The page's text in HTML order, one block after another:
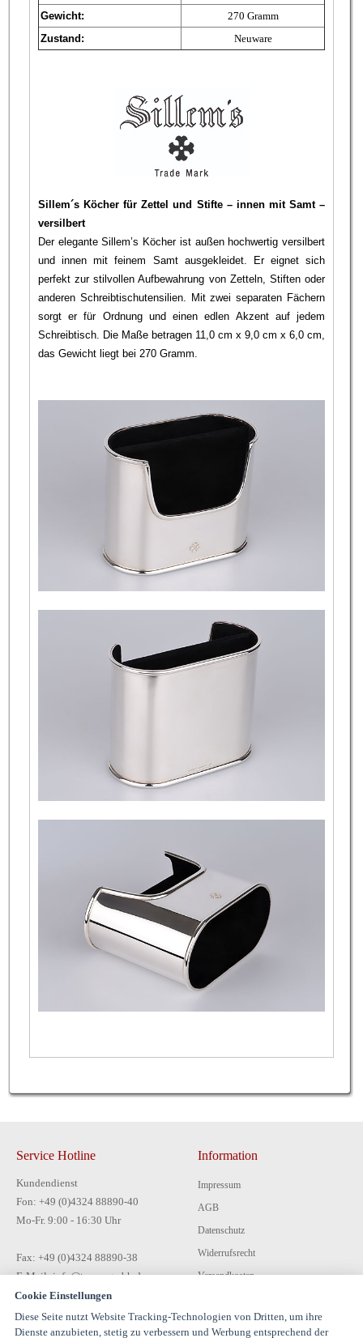
Gewicht:
270 Gramm
Zustand:
Neuware
Sillem´s Köcher für Zettel und Stifte – innen mit Samt –
versilbert
Der elegante Sillem’s Köcher ist außen hochwertig versilbert
und innen mit feinem Samt ausgekleidet. Er eignet sich
perfekt zur stilvollen Aufbewahrung von Zetteln, Stiften oder
anderen Schreibtischutensilien. Mit zwei separaten Fächern
sorgt er für Ordnung und einen edlen Akzent auf jedem
Schreibtisch. Die Maße betragen 11,0 cm x 9,0 cm x 6,0 cm,
das Gewicht liegt bei 270 Gramm.
Service Hotline
Kundendienst
Fon: +49 (0)4324 88890-40
Mo-Fr. 9:00 - 16:30 Uhr
Fax: +49 (0)4324 88890-38
E-Mail: info@tecon-gmbh.de
Information
Impressum
AGB
Datenschutz
Widerrufsrecht
Versandkosten
Kontakt
Cookie Einstellungen
Diese Seite nutzt Website Tracking-Technologien von Dritten, um ihre
Dienste anzubieten, stetig zu verbessern und Werbung entsprechend der